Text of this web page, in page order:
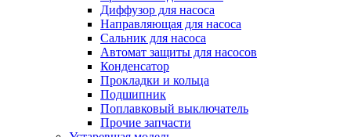
Диффузор для насоса
Направляющая для насоса
Сальник для насоса
Автомат защиты для насосов
Конденсатор
Прокладки и кольца
Подшипник
Поплавковый выключатель
Прочие запчасти